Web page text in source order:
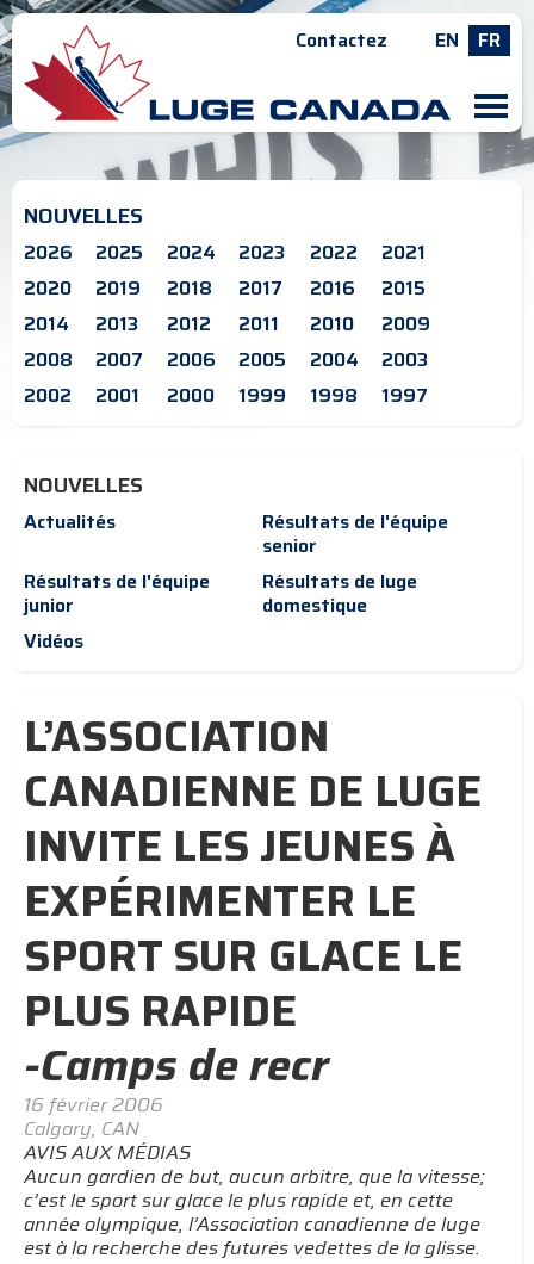
Contactez EN FR
M
NOUVELLES
2026 2025 2024 2023 2022
2021
2020
2019 2018 2017 2016
2015
2014
2013 2012 2011 2010
2009
2008
2007 2006 2005 2004
2003
2002
2001 2000 1999 1998 1997
NOUVELLES
Actualités
Résultats de l'équipe
senior
Résultats de l'équipe
junior
Résultats de luge
domestique
Vidéos
L’ASSOCIATION
CANADIENNE DE LUGE
INVITE LES JEUNES À
EXPÉRIMENTER LE
SPORT SUR GLACE LE
PLUS RAPIDE
-Camps de recr
16 février 2006
Calgary, CAN
AVIS AUX MÉDIAS
Aucun gardien de but, aucun arbitre, que la vitesse;
c’est le sport sur glace le plus rapide et, en cette
année olympique, l’Association canadienne de luge
est à la recherche des futures vedettes de la glisse.